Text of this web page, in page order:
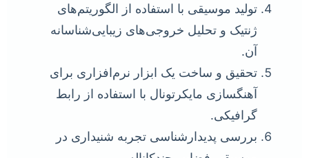
تولید موسیقی با استفاده از الگوریتم‌های
ژنتیک و تحلیل خروجی‌های زیبایی‌شناسانه
آن.
تحقیق و ساخت یک ابزار نرم‌افزاری برای
آهنگسازی مایکرتونال با استفاده از رابط
گرافیکی.
بررسی پدیدارشناسی تجربه شنیداری در